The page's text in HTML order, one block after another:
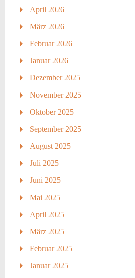
April 2026
März 2026
Februar 2026
Januar 2026
Dezember 2025
November 2025
Oktober 2025
September 2025
August 2025
Juli 2025
Juni 2025
Mai 2025
April 2025
März 2025
Februar 2025
Januar 2025